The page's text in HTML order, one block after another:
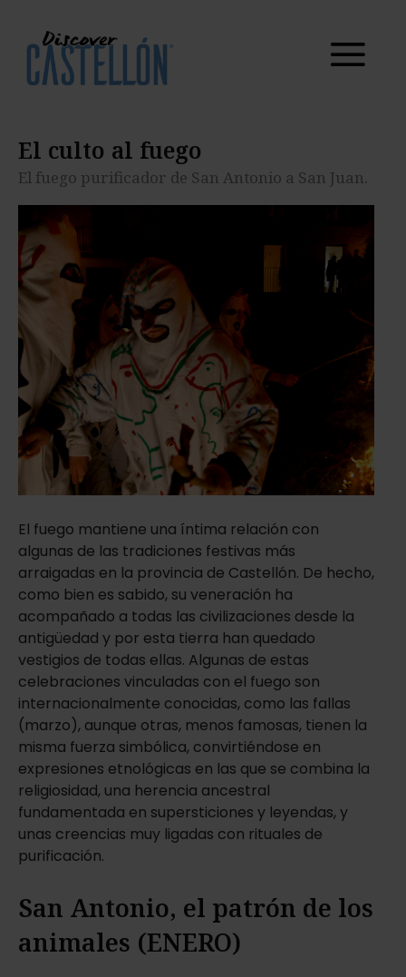
fuego
El culto al fuego
El fuego purificador de San Antonio a San Juan.
El fuego mantiene una íntima relación con
algunas de las tradiciones festivas más
arraigadas en la provincia de Castellón. De hecho,
como bien es sabido, su veneración ha
acompañado a todas las civilizaciones desde la
antigüedad y por esta tierra han quedado
vestigios de todas ellas. Algunas de estas
celebraciones vinculadas con el fuego son
internacionalmente conocidas, como las fallas
(marzo), aunque otras, menos famosas, tienen la
misma fuerza simbólica, convirtiéndose en
expresiones etnológicas en las que se combina la
religiosidad, una herencia ancestral
fundamentada en supersticiones y leyendas, y
unas creencias muy ligadas con rituales de
purificación.
San Antonio, el patrón de los
animales (ENERO)